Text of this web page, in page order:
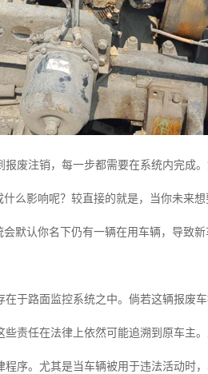
废注销，每一步都需要在系统内完成
么影响呢？较直接的就是，当你未来
默认你名下仍有一辆在用车辆，导致新
于路面监控系统之中。倘若这辆报废
责任在法律上依然可能追溯到原车主
序。尤其是当车辆被用于违法活动时